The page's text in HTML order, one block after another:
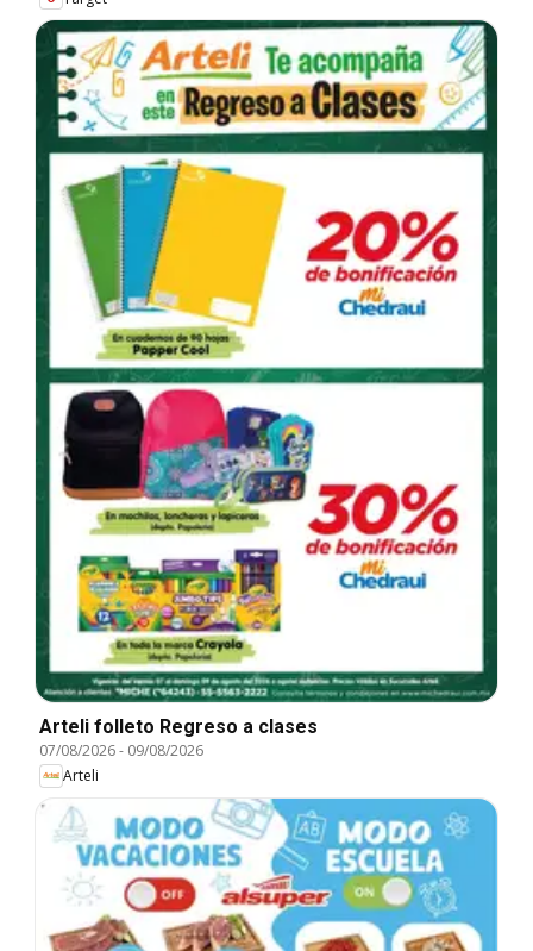
Arteli folleto Regreso a clases
07/08/2026- 09/08/2026
Arteli